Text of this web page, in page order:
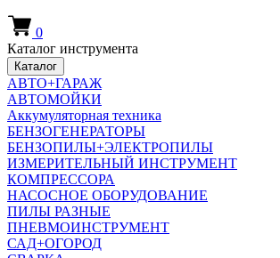
0
Каталог инструмента
Каталог
АВТО+ГАРАЖ
АВТОМОЙКИ
Аккумуляторная техника
БЕНЗОГЕНЕРАТОРЫ
БЕНЗОПИЛЫ+ЭЛЕКТРОПИЛЫ
ИЗМЕРИТЕЛЬНЫЙ ИНСТРУМЕНТ
КОМПРЕССОРА
НАСОСНОЕ ОБОРУДОВАНИЕ
ПИЛЫ РАЗНЫЕ
ПНЕВМОИНСТРУМЕНТ
САД+ОГОРОД